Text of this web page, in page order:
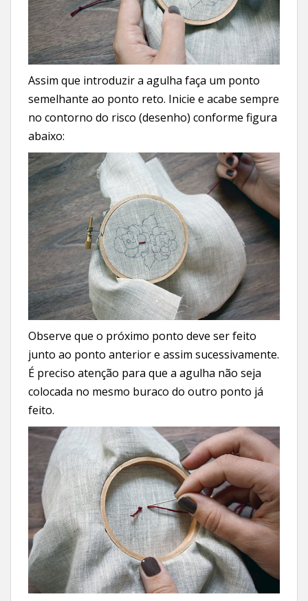
Assim que introduzir a agulha faça um ponto
semelhante ao ponto reto. Inicie e acabe sempre
no contorno do risco (desenho) conforme figura
abaixo:
Observe que o próximo ponto deve ser feito
junto ao ponto anterior e assim sucessivamente.
É preciso atenção para que a agulha não seja
colocada no mesmo buraco do outro ponto já
feito.